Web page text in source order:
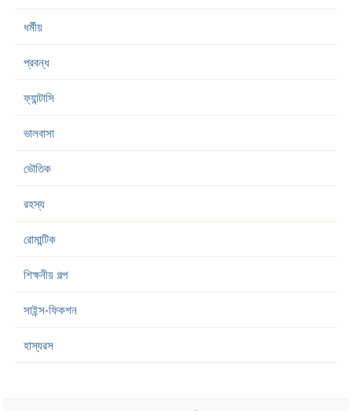
ধর্মীয়
প্রবন্ধ
ফ্যান্টাসি
ভালবাসা
ভৌতিক
রহস্য
রোমান্টিক
শিক্ষনীয় গল্প
সাইন্স-ফিকশন
হাস্যরস